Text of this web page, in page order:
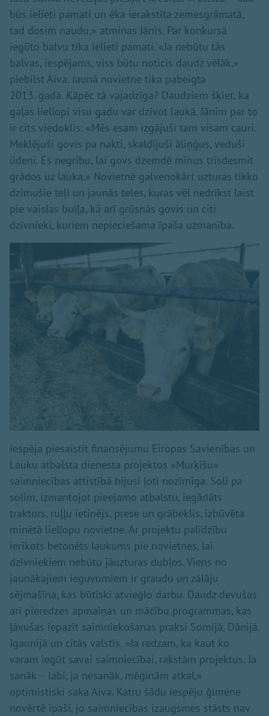
būs ielieti pamati un ēka ierakstīta zemesgrāmatā,
tad dosim naudu,» atminas Jānis. Par konkursā
iegūto balvu tika ielieti pamati. «Ja nebūtu tās
balvas, iespējams, viss būtu noticis daudz vēlāk,»
piebilst Aiva. Jaunā novietne tika pabeigta
2013. gadā. Kāpēc tā vajadzīga? Daudziem šķiet, ka
gaļas liellopi visu gadu var dzīvot laukā. Jānim par to
ir cits viedoklis: «Mēs esam izgājuši tam visam cauri.
Meklējuši govis pa nakti, skaldījuši āliņģus, veduši
ūdeni. Es negribu, lai govs dzemdē mīnus trīsdesmit
grādos uz lauka.» Novietnē galvenokārt uzturas tikko
dzimušie teļi un jaunās teles, kuras vēl nedrīkst laist
pie vaislas buļļa, kā arī grūsnās govis un citi
dzīvnieki, kuriem nepieciešama īpaša uzmanība.
Iespēja piesaistīt finansējumu Eiropas Savienības un
Lauku atbalsta dienesta projektos «Murķīšu»
saimniecības attīstībā bijusi ļoti nozīmīga. Soli pa
solim, izmantojot pieejamo atbalstu, iegādāts
traktors, ruļļu ietinējs, prese un grābeklis, izbūvēta
minētā liellopu novietne. Ar projektu palīdzību
ierīkots betonēts laukums pie novietnes, lai
dzīvniekiem nebūtu jāuzturas dubļos. Viens no
jaunākajiem ieguvumiem ir graudu un zālāju
sējmašīna, kas būtiski atvieglo darbu. Daudz devušas
arī pieredzes apmaiņas un mācību programmas, kas
ļāvušas iepazīt saimniekošanas praksi Somijā, Dānijā,
Igaunijā un citās valstīs. «Ja redzam, ka kaut ko
varam iegūt savai saimniecībai, rakstām projektus. Ja
sanāk – labi, ja nesanāk, mēģinām atkal,»
optimistiski saka Aiva. Katru šādu iespēju ģimene
novērtē īpaši, jo saimniecības izaugsmes stāsts nav